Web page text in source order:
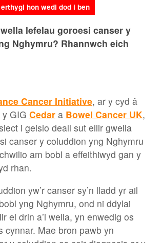
hon wedi dod i ben
lefelau goroesi canser y
Nghymru? Rhannwch eich
Cancer Initiative, ar y cyd â
GIG Cedar a Bowel Cancer UK,
i geisio deall sut ellir gwella
canser y coluddion yng Nghymru
am bobl a effeithiwyd gan y
rhan.
yw’r canser sy’n lladd yr ail
yng Nghymru, ond ni ddylai
ei drin a’i wella, yn enwedig os
cynnar. Mae bron pawb yn